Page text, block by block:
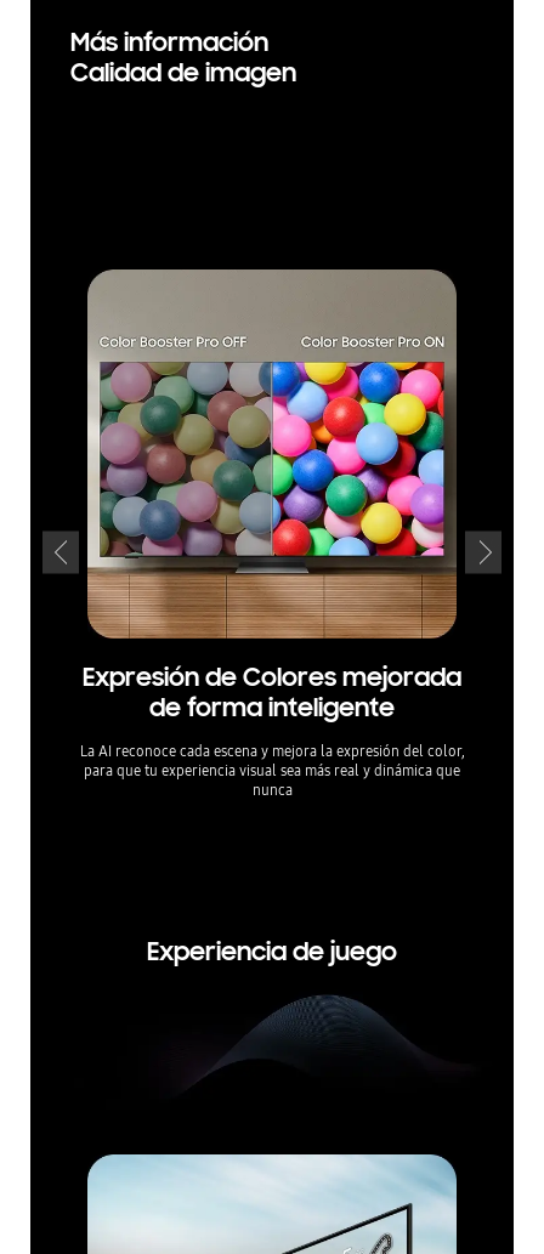
Más información
Calidad de imagen
Expresión de Colores mejorada
de forma inteligente
La AI reconoce cada escena y mejora la expresión del color,
para que tu experiencia visual sea más real y dinámica que
nunca
Experiencia de juego